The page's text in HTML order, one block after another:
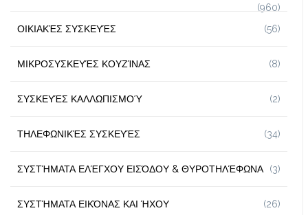
(960)
ΟΙΚΙΑΚΈΣ ΣΥΣΚΕΥΈΣ
(56)
ΜΙΚΡΟΣΥΣΚΕΥΈΣ ΚΟΥΖΊΝΑΣ (8)
ΣΥΣΚΕΥΈΣ ΚΑΛΛΩΠΙΣΜΟΎ (2)
ΤΗΛΕΦΩΝΙΚΈΣ ΣΥΣΚΕΥΈΣ (34)
ΣΥΣΤΉΜΑΤΑ ΕΛΈΓΧΟΥ ΕΙΣΌΔΟΥ & ΘΥΡΟΤΗΛΈΦΩΝΑ (3)
ΣΥΣΤΉΜΑΤΑ ΕΙΚΌΝΑΣ ΚΑΙ ΉΧΟΥ (26)